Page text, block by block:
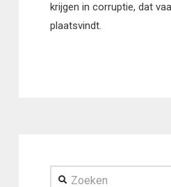
krijgen in corruptie, dat
plaatsvindt.
Zoeken